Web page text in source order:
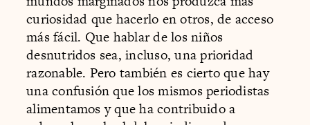
curiosidad que hacerlo en otros, de acceso
más fácil. Que hablar de los niños
desnutridos sea, incluso, una prioridad
razonable. Pero también es cierto que hay
una confusión que los mismos periodistas
alimentamos y que ha contribuido a